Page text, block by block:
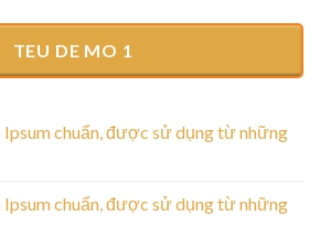
TEU DE MO 1
chuẩn, được sử dụng từ những
chuẩn, được sử dụng từ những